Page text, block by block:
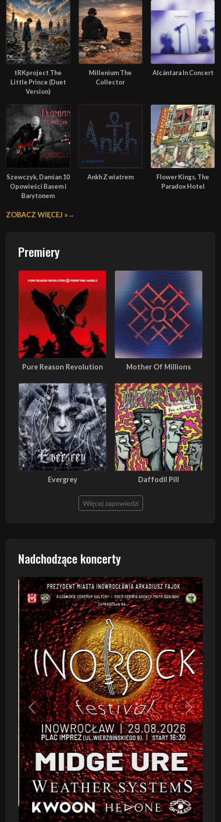
tRKproject The
Little Prince (Duet
Version)
Millenium The
Collector
Alcántara In Concert
Szewczyk, Damian 10
Opowieści Basem i
Barytonem
Ankh Z wiatrem
Flower Kings, The
Paradox Hotel
ZOBACZ WIĘCEJ »
Premiery
Pure Reason Revolution Mother Of Millions
Evergrey Daffodil Pill
Więcej zapowiedzi
Nadchodzące koncerty
Poprzedni Następny